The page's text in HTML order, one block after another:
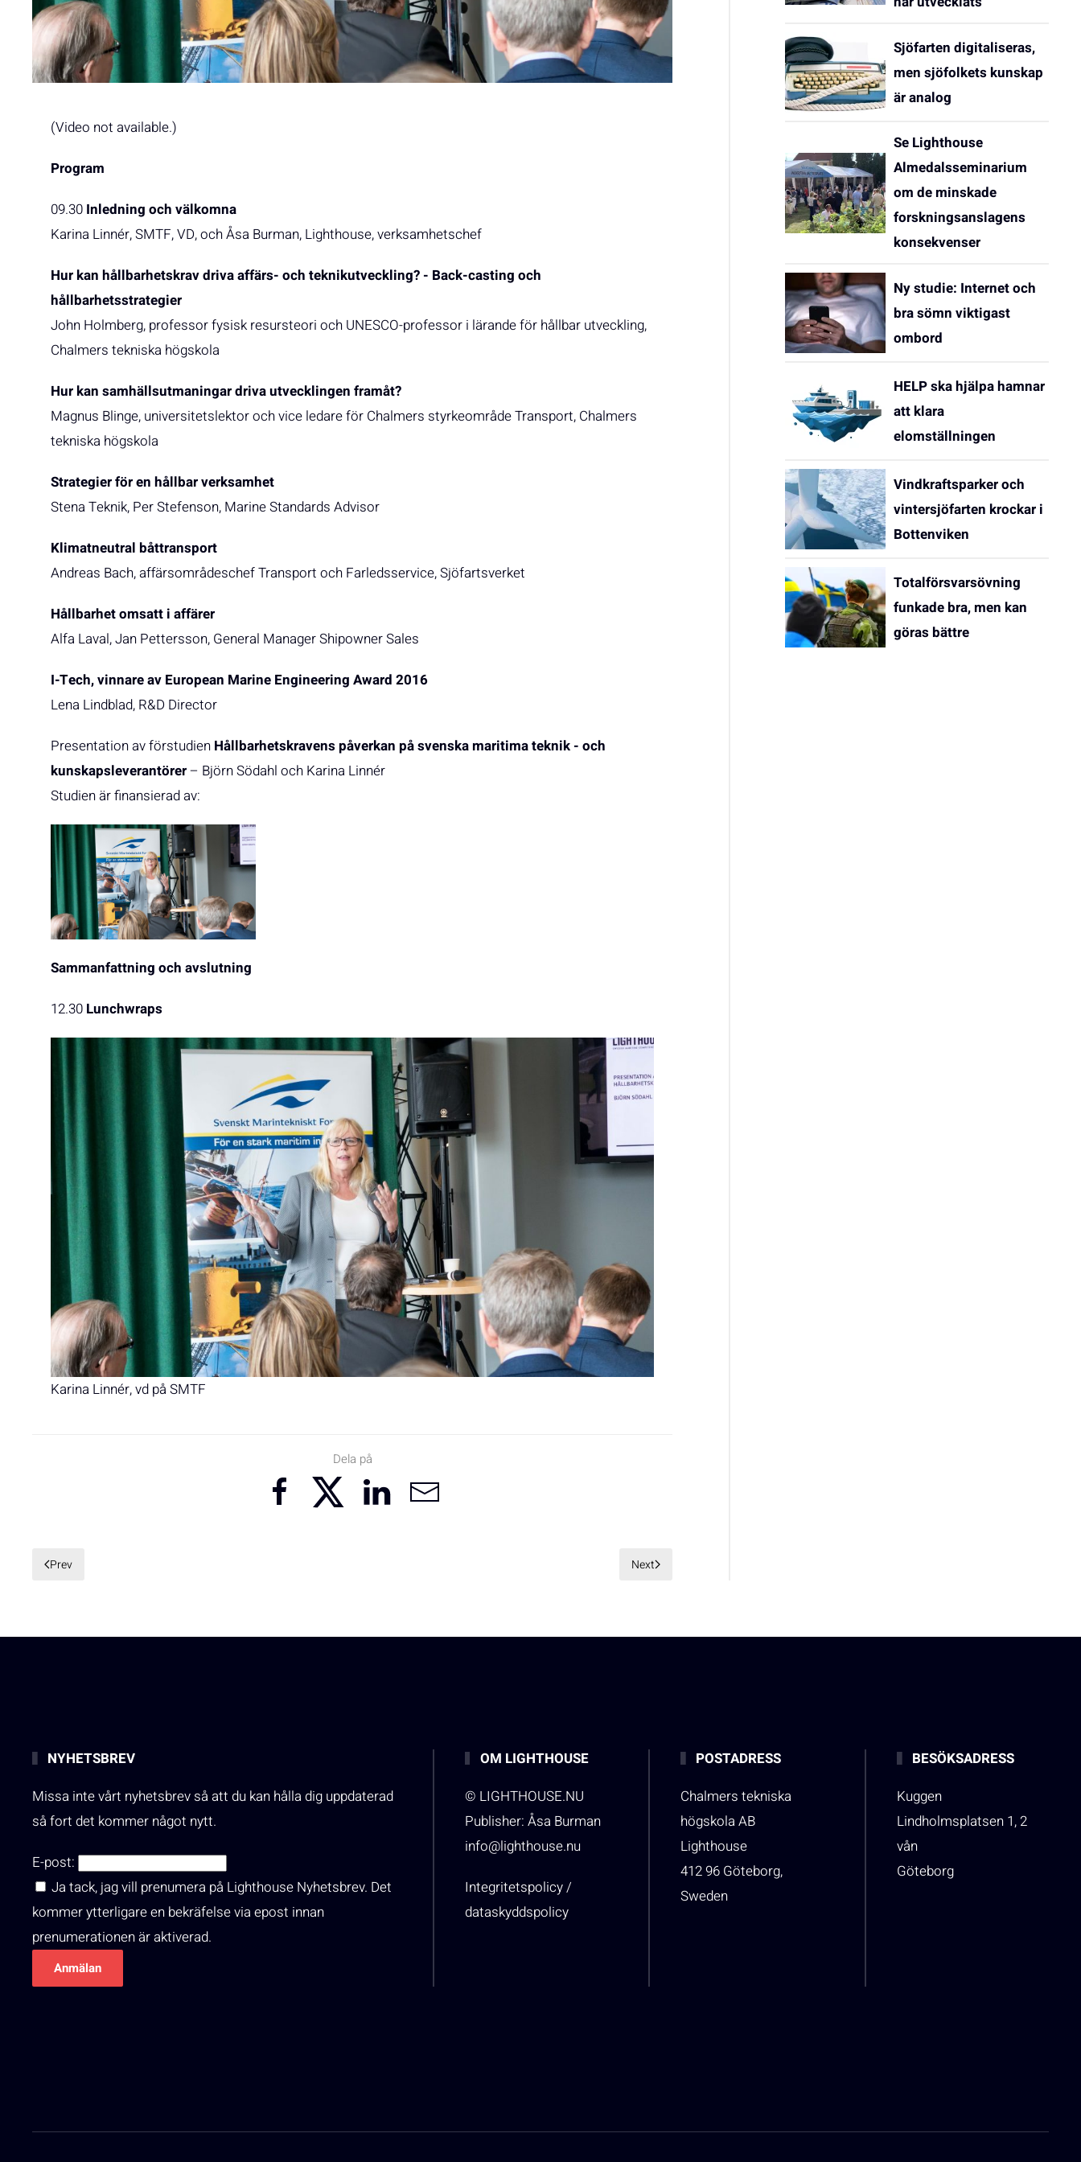
(Video not available.)
Program
09.30 Inledning och välkomna
Karina Linnér, SMTF, VD, och Åsa Burman, Lighthouse, verksamhetschef
Hur kan hållbarhetskrav driva affärs- och teknikutveckling? - Back-casting och
hållbarhetsstrategier
John Holmberg, professor fysisk resursteori och UNESCO-professor i lärande för hållbar utveckling,
Chalmers tekniska högskola
Hur kan samhällsutmaningar driva utvecklingen framåt?
Magnus Blinge, universitetslektor och vice ledare för Chalmers styrkeområde Transport, Chalmers
tekniska högskola
Strategier för en hållbar verksamhet
Stena Teknik, Per Stefenson, Marine Standards Advisor
Klimatneutral båttransport
Andreas Bach, affärsområdeschef Transport och Farledsservice, Sjöfartsverket
Hållbarhet omsatt i affärer
Alfa Laval, Jan Pettersson, General Manager Shipowner Sales
I-Tech, vinnare av European Marine Engineering Award 2016
Lena Lindblad, R&D Director
Presentation av förstudien Hållbarhetskravens påverkan på svenska maritima teknik - och
kunskapsleverantörer– Björn Södahl och Karina Linnér
Studien är finansierad av:
Sammanfattning och avslutning
12.30 Lunchwraps
Karina Linnér, vd på SMTF
Dela på
Prev Next
Sjöfarten digitaliseras,
men sjöfolkets kunskap
är analog
Se Lighthouse
Almedalsseminarium
om de minskade
forskningsanslagens
konsekvenser
Ny studie: Internet och
bra sömn viktigast
ombord
HELP ska hjälpa hamnar
att klara
elomställningen
Vindkraftsparker och
vintersjöfarten krockar i
Bottenviken
Totalförsvarsövning
funkade bra, men kan
göras bättre
NYHETSBREV
Missa inte vårt nyhetsbrev så att du kan hålla dig uppdaterad
så fort det kommer något nytt.
E-post:
Ja tack, jag vill prenumera på Lighthouse Nyhetsbrev. Det
kommer ytterligare en bekräfelse via epost innan
prenumerationen är aktiverad.
OM LIGHTHOUSE
© LIGHTHOUSE.NU
Publisher: Åsa Burman
info@lighthouse.nu
Integritetspolicy /
dataskyddspolicy
POSTADRESS
Chalmers tekniska
högskola AB
Lighthouse
412 96 Göteborg,
Sweden
BESÖKSADRESS
Kuggen
Lindholmsplatsen 1, 2
vån
Göteborg